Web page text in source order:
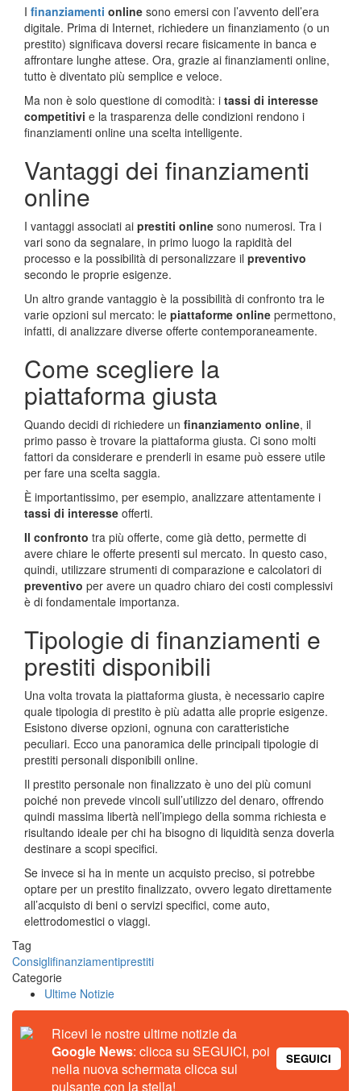
I finanziamenti online sono emersi con l’avvento dell’era
digitale. Prima di Internet, richiedere un finanziamento (o un
prestito) significava doversi recare fisicamente in banca e
affrontare lunghe attese. Ora, grazie ai finanziamenti online,
tutto è diventato più semplice e veloce.
Ma non è solo questione di comodità: i tassi di interesse
competitivi e la trasparenza delle condizioni rendono i
finanziamenti online una scelta intelligente.
Vantaggi dei finanziamenti
online
I vantaggi associati ai prestiti online sono numerosi. Tra i
vari sono da segnalare, in primo luogo la rapidità del
processo e la possibilità di personalizzare il preventivo
secondo le proprie esigenze.
Un altro grande vantaggio è la possibilità di confronto tra le
varie opzioni sul mercato: le piattaforme online permettono,
infatti, di analizzare diverse offerte contemporaneamente.
Come scegliere la
piattaforma giusta
Quando decidi di richiedere un finanziamento online, il
primo passo è trovare la piattaforma giusta. Ci sono molti
fattori da considerare e prenderli in esame può essere utile
per fare una scelta saggia.
È importantissimo, per esempio, analizzare attentamente i
tassi di interesse offerti.
Il confronto tra più offerte, come già detto, permette di
avere chiare le offerte presenti sul mercato. In questo caso,
quindi, utilizzare strumenti di comparazione e calcolatori di
preventivo per avere un quadro chiaro dei costi complessivi
è di fondamentale importanza.
Tipologie di finanziamenti e
prestiti disponibili
Una volta trovata la piattaforma giusta, è necessario capire
quale tipologia di prestito è più adatta alle proprie esigenze.
Esistono diverse opzioni, ognuna con caratteristiche
peculiari. Ecco una panoramica delle principali tipologie di
prestiti personali disponibili online.
Il prestito personale non finalizzato è uno dei più comuni
poiché non prevede vincoli sull’utilizzo del denaro, offrendo
quindi massima libertà nell’impiego della somma richiesta e
risultando ideale per chi ha bisogno di liquidità senza doverla
destinare a scopi specifici.
Se invece si ha in mente un acquisto preciso, si potrebbe
optare per un prestito finalizzato, ovvero legato direttamente
all’acquisto di beni o servizi specifici, come auto,
elettrodomestici o viaggi.
Tag
Consiglifinanziamentiprestiti
Categorie
Ultime Notizie
Ricevi le nostre ultime notizie da
Google News: clicca su SEGUICI, poi
nella nuova schermata clicca sul
pulsante con la stella!
SEGUICI